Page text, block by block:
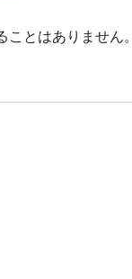
ことはありません。